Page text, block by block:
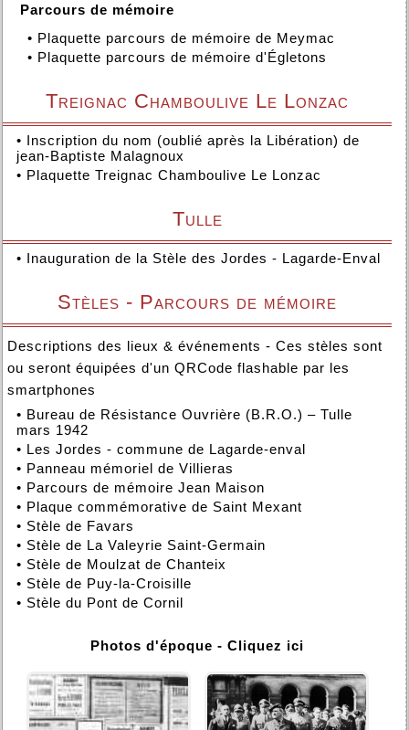
Parcours de mémoire
• Plaquette parcours de mémoire de Meymac
• Plaquette parcours de mémoire d'Égletons
Treignac Chamboulive Le Lonzac
• Inscription du nom (oublié après la Libération) de
jean-Baptiste Malagnoux
• Plaquette Treignac Chamboulive Le Lonzac
Tulle
• Inauguration de la Stèle des Jordes - Lagarde-Enval
Stèles - Parcours de mémoire
Descriptions des lieux & événements - Ces stèles sont
ou seront équipées d'un QRCode flashable par les
smartphones
• Bureau de Résistance Ouvrière (B.R.O.) – Tulle
mars 1942
• Les Jordes - commune de Lagarde-enval
• Panneau mémoriel de Villieras
• Parcours de mémoire Jean Maison
• Plaque commémorative de Saint Mexant
• Stèle de Favars
• Stèle de La Valeyrie Saint-Germain
• Stèle de Moulzat de Chanteix
• Stèle de Puy-la-Croisille
• Stèle du Pont de Cornil
Photos d'époque - Cliquez ici